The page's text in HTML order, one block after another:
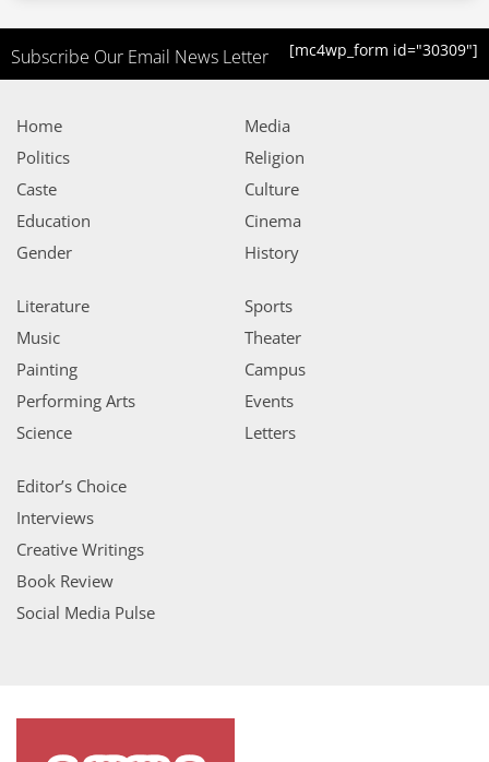
Subscribe Our Email News Letter [mc4wp_form id="30309"]
Home
Politics
Caste
Education
Gender
Media
Religion
Culture
Cinema
History
Literature
Music
Painting
Performing Arts
Science
Sports
Theater
Campus
Events
Letters
Editor’s Choice
Interviews
Creative Writings
Book Review
Social Media Pulse